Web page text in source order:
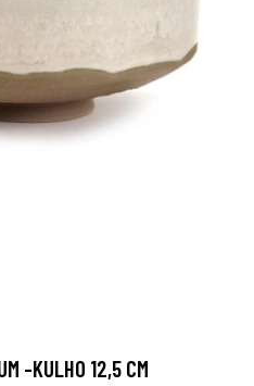
-KULHO 12,5 CM